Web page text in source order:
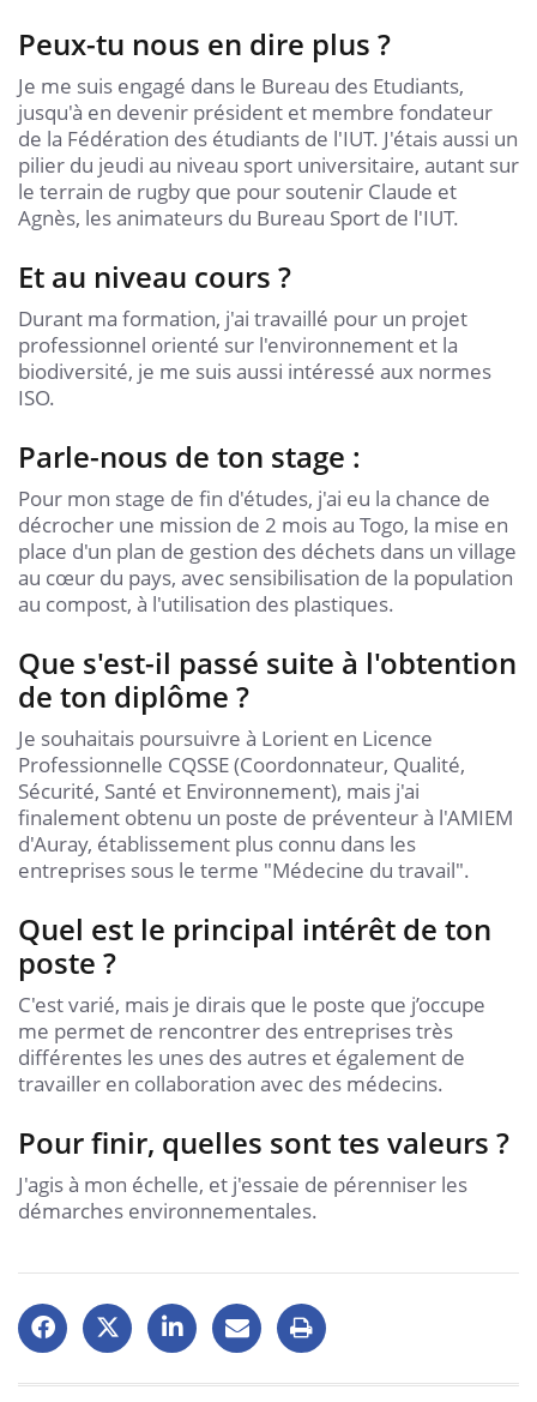
Peux-tu nous en dire plus ?
Je me suis engagé dans le Bureau des Etudiants,
jusqu'à en devenir président et membre fondateur
de la Fédération des étudiants de l'IUT. J'étais aussi un
pilier du jeudi au niveau sport universitaire, autant sur
le terrain de rugby que pour soutenir Claude et
Agnès, les animateurs du Bureau Sport de l'IUT.
Et au niveau cours ?
Durant ma formation, j'ai travaillé pour un projet
professionnel orienté sur l'environnement et la
biodiversité, je me suis aussi intéressé aux normes
ISO.
Parle-nous de ton stage :
Pour mon stage de fin d'études, j'ai eu la chance de
décrocher une mission de 2 mois au Togo, la mise en
place d'un plan de gestion des déchets dans un village
au cœur du pays, avec sensibilisation de la population
au compost, à l'utilisation des plastiques.
Que s'est-il passé suite à l'obtention
de ton diplôme ?
Je souhaitais poursuivre à Lorient en Licence
Professionnelle CQSSE (Coordonnateur, Qualité,
Sécurité, Santé et Environnement), mais j'ai
finalement obtenu un poste de préventeur à l'AMIEM
d'Auray, établissement plus connu dans les
entreprises sous le terme "Médecine du travail".
Quel est le principal intérêt de ton
poste ?
C'est varié, mais je dirais que le poste que j’occupe
me permet de rencontrer des entreprises très
différentes les unes des autres et également de
travailler en collaboration avec des médecins.
Pour finir, quelles sont tes valeurs ?
J'agis à mon échelle, et j'essaie de pérenniser les
démarches environnementales.